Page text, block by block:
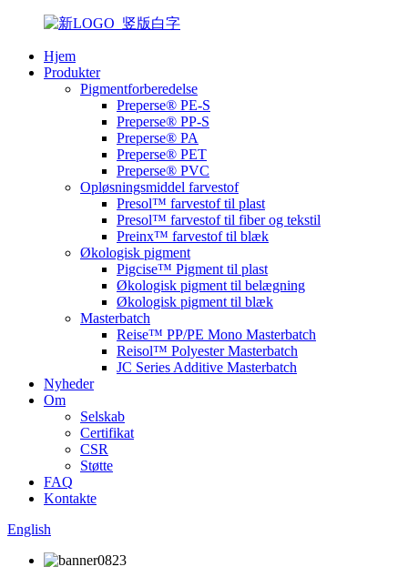
Hjem
Produkter
Pigmentforberedelse
Preperse® PE-S
Preperse® PP-S
Preperse® PA
Preperse® PET
Preperse® PVC
Opløsningsmiddel farvestof
Presol™ farvestof til plast
Presol™ farvestof til fiber og tekstil
Preinx™ farvestof til blæk
Økologisk pigment
Pigcise™ Pigment til plast
Økologisk pigment til belægning
Økologisk pigment til blæk
Masterbatch
Reise™ PP/PE Mono Masterbatch
Reisol™ Polyester Masterbatch
JC Series Additive Masterbatch
Nyheder
Om
Selskab
Certifikat
CSR
Støtte
FAQ
Kontakte
English